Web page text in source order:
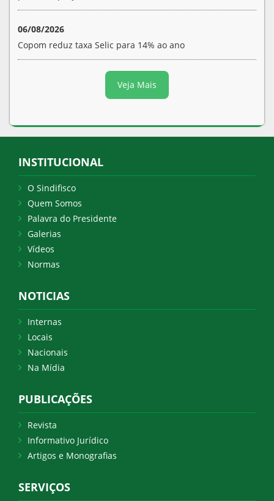
06/08/2026
Copom reduz taxa Selic para 14% ao ano
Veja Mais
INSTITUCIONAL
O Sindifisco
Quem Somos
Palavra do Presidente
Galerias
Vídeos
Normas
NOTICIAS
Internas
Locais
Nacionais
Na Mídia
PUBLICAÇÕES
Revista
Informativo Jurídico
Artigos e Monografias
SERVIÇOS